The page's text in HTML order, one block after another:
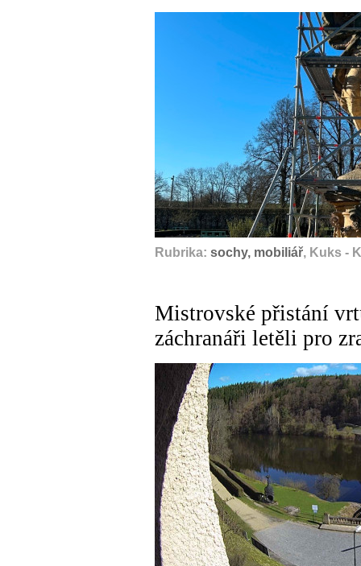
Rubrika: sochy, mobiliář, Kuks -
Mistrovské přistání
záchranáři letěli pro